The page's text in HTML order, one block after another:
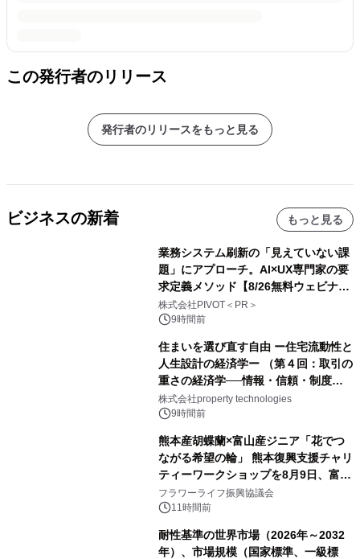
この発行者のリリース
発行者のリリースをもっと見る
ビジネスの新着 もっと見る
業務システム刷新の「見えていない課
題」にアプローチ。AI×UX専門家の要
求定義メソッド【8/26無料ウェビナ
ー】株式会社PIVOT
株式会社PIVOT＜PR＞
9時間前
住まいを選び直す自由 ー住宅流動性と
人生設計の経済学ー （第４回：取引の
重さの経済学──情報・信頼・制度を
PropTechはどう組み替えるか）｜
PropTech-Lab
株式会社property technologies
9時間前
熊本産胡蝶蘭×富山産ジニア「花でつ
ながる希望の輪」 熊本復興支援チャリ
ティーワークショップを8月9日、富
山・射水で開催
フラワーライフ振興協議会
11時間前
耐性基準の世界市場（2026年～2032
年）、市場規模（国家標準、一級標